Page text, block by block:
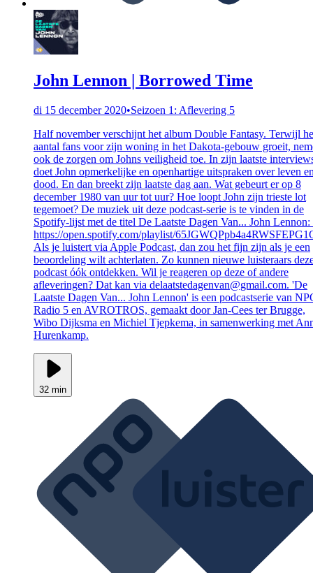
John Lennon | Borrowed Time
di 15 december 2020•Seizoen 1: Aflevering 5
Half november verschijnt het album Double Fantasy. Terwijl
aantal fans voor zijn woning in het Dakota-gebouw groeit,
ook de zorgen om Johns veiligheid toe. In zijn laatste
doet John opmerkelijke en openhartige uitspraken over leven
dood. En dan breekt zijn laatste dag aan. Wat gebeurt er op 8
december 1980 van uur tot uur? Hoe loopt John zijn trieste lot
tegemoet? De muziek uit deze podcast-serie is te vinden in de
Spotify-lijst met de titel De Laatste Dagen Van... John Lennon:
https://open.spotify.com/playlist/
Als je luistert via Apple Podcast, dan zou het fijn zijn als je een
beoordeling wilt achterlaten. Zo kunnen nieuwe luisteraars
podcast óók ontdekken. Wil je reageren op deze of andere
afleveringen? Dat kan via delaatstedagenvan@gmail.com. 'De
Laatste Dagen Van... John Lennon' is een podcastserie van
Radio 5 en AVROTROS, gemaakt door Jan-Cees ter Brugge,
Wibo Dijksma en Michiel Tjepkema, in samenwerking met
Hurenkamp.
32 min